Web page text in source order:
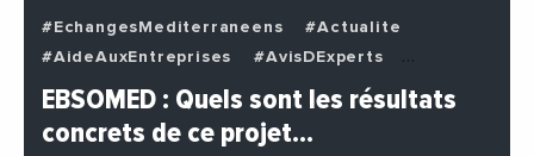
#EchangesMediterraneens
#Actualite
#AideAuxEntreprises
#AvisDExperts
#BuzzNews
#Decideurs
#Entreprises
#Institutions
EBSOMED : Quels sont les résultats
concrets de ce projet…